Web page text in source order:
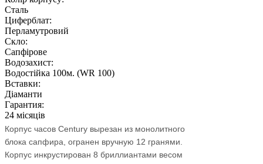
Сталь
Циферблат:
Перламутровий
Скло:
Сапфірове
Водозахист:
Водостійка 100м. (WR 100)
Вставки:
Діаманти
Гарантия:
24 місяців
Корпус часов Century вырезан из монолитного
блока сапфира, огранен вручную 12 гранями.
Корпус инкрустирован 8 бриллиантами весом